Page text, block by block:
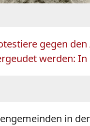
gegen
werden:
in